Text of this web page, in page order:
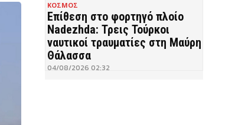
ΚΟΣΜΟΣ
Επίθεση στο φορτηγό πλοίο
Nadezhda: Τρεις Τούρκοι
ναυτικοί τραυματίες στη Μαύρη
Θάλασσα
04/08/2026 02:32